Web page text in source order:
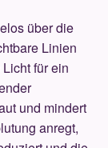
über die
Linien
für ein
und mindert
anregt,